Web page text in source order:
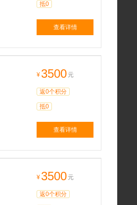
抵0
查看详情
¥ 3500 元
返0个积分
抵0
查看详情
¥ 3500 元
返0个积分